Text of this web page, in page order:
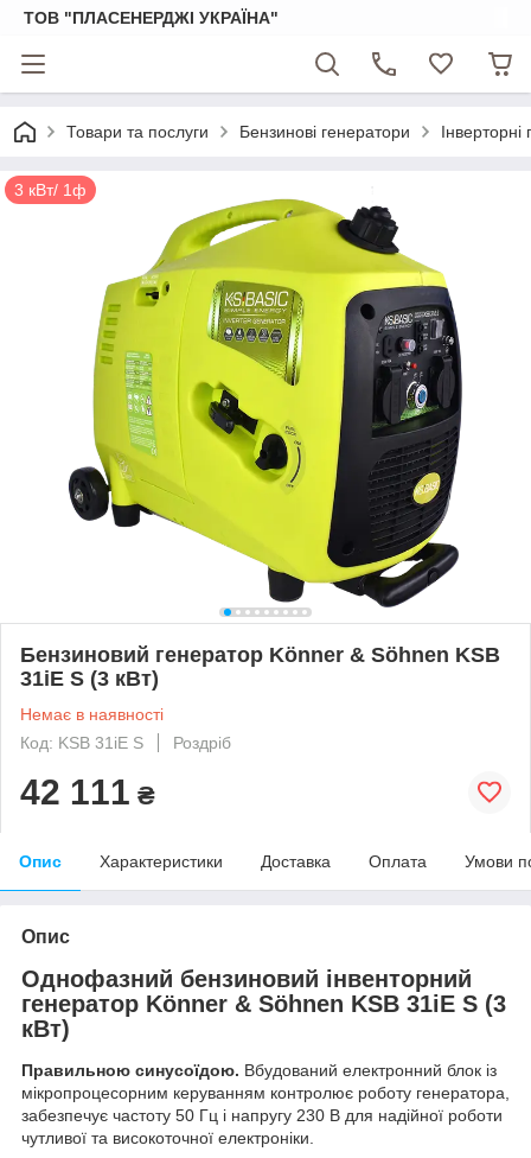
ТОВ "ПЛАСЕНЕРДЖІ УКРАЇНА"
Товари та послуги Бензинові генератори
3 кВт/ 1ф
Бензиновий генератор Könner & Söhnen KSB
31iE S (3 кВт)
Немає в наявності
Код: KSB 31iE S
Роздріб
42 111 ₴
Опис Характеристики Доставка Оплата Умови
Опис
Однофазний бензиновий інвенторний
генератор Könner & Söhnen KSB 31iE S (3
кВт)
Правильною синусоїдою. Вбудований електронний блок із
мікропроцесорним керуванням контролює роботу генератора,
забезпечує частоту 50 Гц і напругу 230 В для надійної роботи
чутливої та високоточної електроніки.